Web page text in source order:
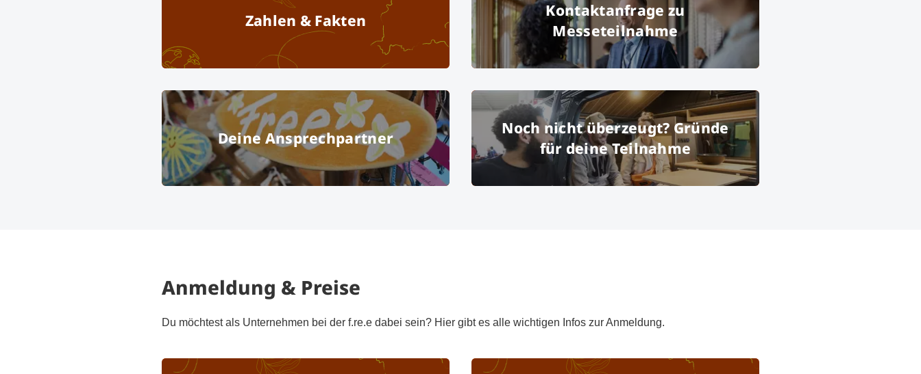
Zahlen & Fakten
Kontaktanfrage zu
Messeteilnahme
Deine Ansprechpartner
Deine Ansprechpartner
Noch nicht überzeugt? Gründe für deine Teilnahme
Noch nicht überzeugt? Gründe
für deine Teilnahme
Anmeldung & Preise
Du möchtest als Unternehmen bei der f.re.e dabei sein? Hier gibt es alle wichtigen Infos zur Anmeldung.
Anmeldung reine Standfläche Anmeldung als Mitaussteller